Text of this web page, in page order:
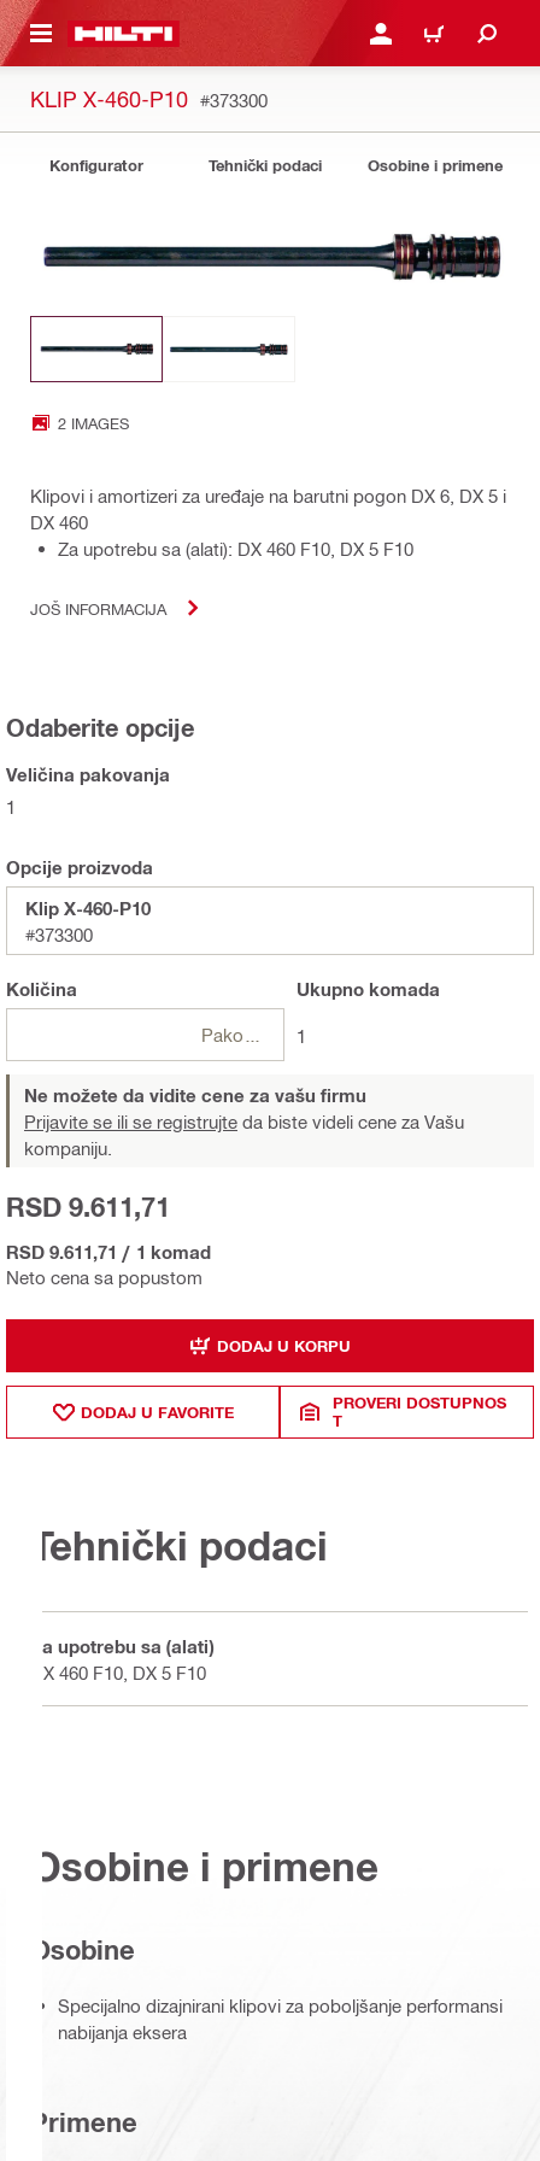
SADRŽAJ PRIJAVITE SE ILI SE
KORPA
KLIP X-460-P10 #373300
Konfigurator Tehnički podaci Osobine i primene
2 IMAGES
Klipovi i amortizeri za uređaje na barutni pogon DX 6, DX 5 i
DX 460
Za upotrebu sa (alati): DX 460 F10, DX 5 F10
JOŠ INFORMACIJA
Odaberite opcije
Veličina pakovanja
1
Opcije proizvoda
Klip X-460-P10
#373300
Količina Ukupnokomada
1
Ne možete da vidite cene za vašu firmu
Prijavite se ili se registrujte da biste videli cene za Vašu
kompaniju.
Neto cena sa popustom
RSD 9.611,71
RSD 9.611,71 / 1 komad
DODAJ U KORPU
DODAJ U FAVORITE
PROVERI DOSTUPNOS
T
Tehnički podaci
Za upotrebu sa (alati)
DX 460 F10, DX 5 F10
Osobine i primene
Osobine
Specijalno dizajnirani klipovi za poboljšanje performansi
nabijanja eksera
Primene